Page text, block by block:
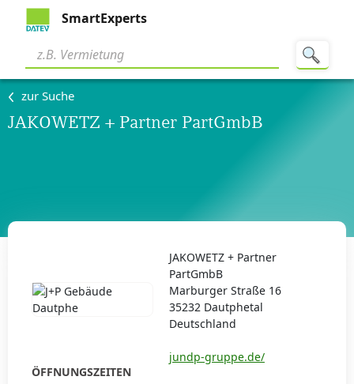
SmartExperts
zur Suche
JAKOWETZ + Partner PartGmbB
JAKOWETZ + Partner
PartGmbB
Marburger Straße 16
35232 Dautphetal
Deutschland
jundp-gruppe.de/
ÖFFNUNGSZEITEN